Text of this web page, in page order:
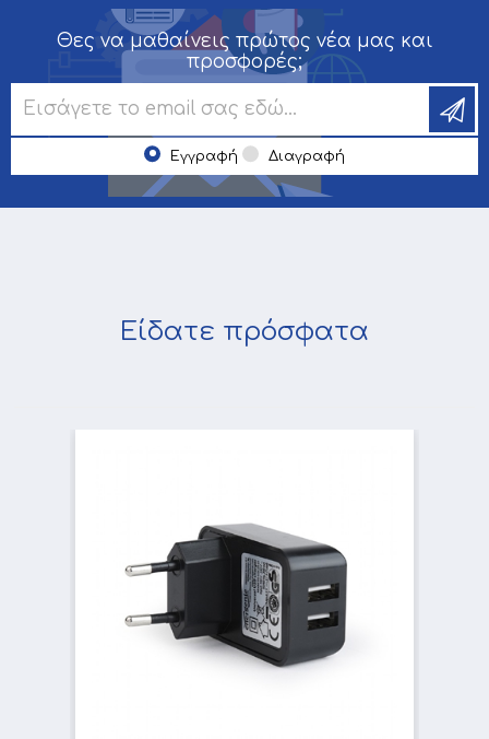
Θες να μαθαίνεις πρώτος νέα μας και
προσφορές;
Εγγραφή Διαγραφή
Είδατε πρόσφατα